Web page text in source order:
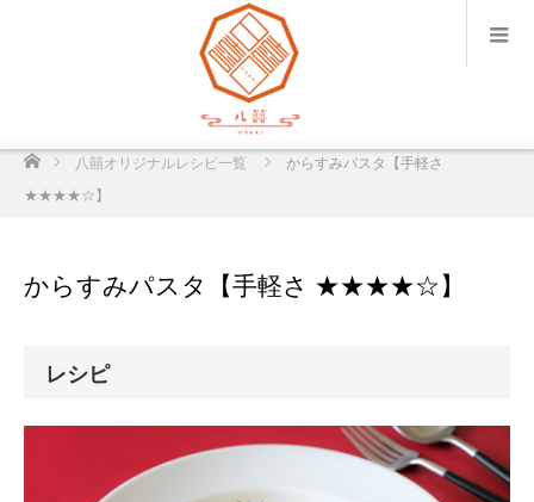
ホーム八囍オリジナルレシピ一覧
からすみパスタ【手軽さ
★★★★☆】
からすみパスタ【手軽さ ★★★★☆】
レシピ